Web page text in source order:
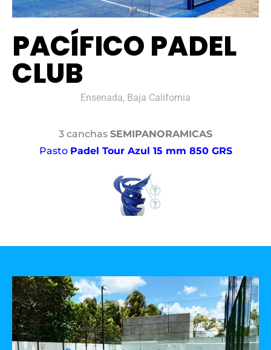
PACÍFICO PADEL
CLUB
Ensenada, Baja California
3 canchas SEMIPANORAMICAS
Pasto Padel Tour Azul 15 mm 850 GRS